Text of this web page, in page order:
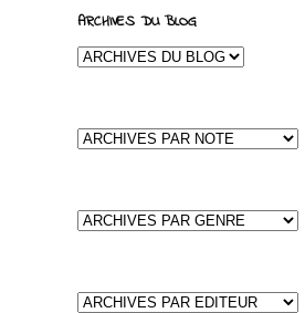
ARCHIVES DU BLOG